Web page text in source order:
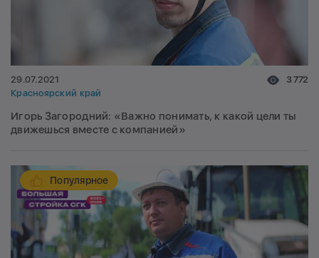
29.07.2021
Красноярский край
3 772
Игорь Загородний: «Важно понимать, к какой цели ты
движешься вместе с компанией»
Популярное